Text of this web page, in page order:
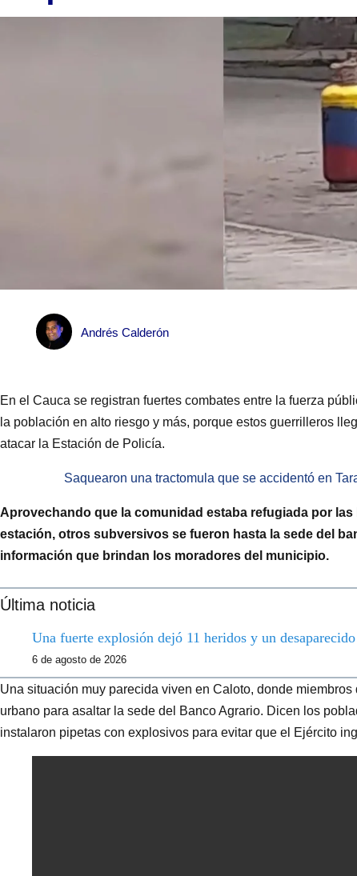
Andrés Calderón
En el Cauca se registran fuertes combates entre la fuerza
la población en alto riesgo y más, porque estos guerrilleros
atacar la Estación de Policía.
Saquearon una tractomula que se accidentó en
Aprovechando que la comunidad estaba refugiada por
estación, otros subversivos se fueron hasta la sede del
información que brindan los moradores del municipio.
Última noticia
Una fuerte explosión dejó 11 heridos y un
6 de agosto de 2026
Una situación muy parecida viven en Caloto, donde
urbano para asaltar la sede del Banco Agrario. Dicen los
instalaron pipetas con explosivos para evitar que el Ejército